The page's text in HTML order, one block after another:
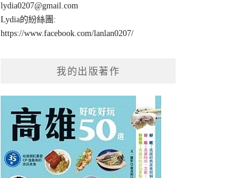
lydia0207@gmail.com
Lydia的紛絲團:
https://www.facebook.com/lanlan0207/
我的出版著作